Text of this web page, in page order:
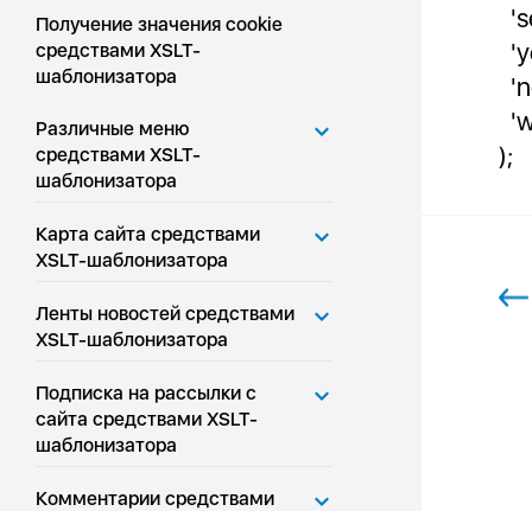
Получение значения cookie
средствами XSLT-
шаблонизатора
Различные меню
средствами XSLT-
шаблонизатора
Карта сайта средствами
XSLT-шаблонизатора
Ленты новостей средствами
XSLT-шаблонизатора
Подписка на рассылки с
сайта средствами XSLT-
шаблонизатора
Комментарии средствами
);